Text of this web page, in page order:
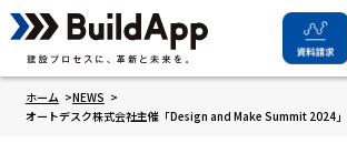
ホーム
NEWS
オートデスク株式会社主催「Design and Make Summit 2024